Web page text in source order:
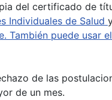
del certificado de
Individuales de Salud
También puede usar
de las
de un mes.